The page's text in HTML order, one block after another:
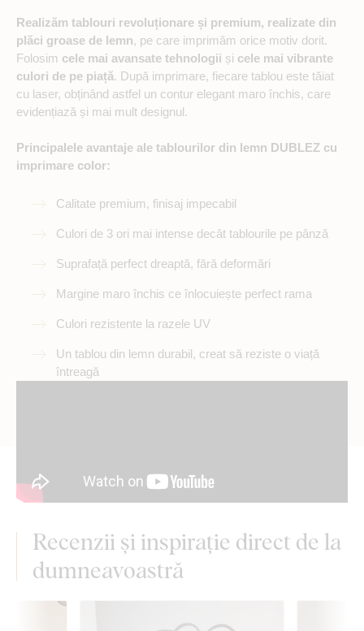
Realizăm tablouri revoluționare și premium, realizate din
plăci groase de lemn, pe care imprimăm orice motiv dorit.
Folosim cele mai avansate tehnologii și cele mai vibrante
culori de pe piață. După imprimare, fiecare tablou este tăiat
cu laser, obținând astfel un contur elegant maro închis, care
evidențiază și mai mult designul.
Principalele avantaje ale tablourilor din lemn DUBLEZ cu
imprimare color:
Calitate premium, finisaj impecabil
Culori de 3 ori mai intense decât tablourile pe pânză
Suprafață perfect dreaptă, fără deformări
Margine maro închis ce înlocuiește perfect rama
Culori rezistente la razele UV
Un tablou din lemn durabil, creat să reziste o viață
întreagă
Recenzii și inspirație direct de la
dumneavoastră